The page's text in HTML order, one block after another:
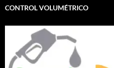
CONTROL VOLUMÉTRICO